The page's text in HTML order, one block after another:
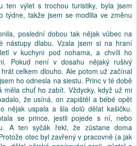
ten výlet s trochou turistiky, byla jsem
týdne, takže jsem se modlila ve změnu
poslední dobou tak nějak vůbec na
nástupy dlabu. Vzala jsem si na hraní
v kuchyni pod nohama, a chvíli ho
Pokud není v dosahu nějaký rušivý
celkem dlouho. Ale potom už začínal
ho odnesla na siestu. Princ v té době
měla chuť ho zabít. Vždycky, když už mi
že usíná, on zapištěl a bébé opět
nějak uspala a šla dolů dělat kašičku.
se prince, jestli pojede s ní, nebo
A ten syčák řekl, že zůstane doma
otec byl zavřený v pracovně (a jak